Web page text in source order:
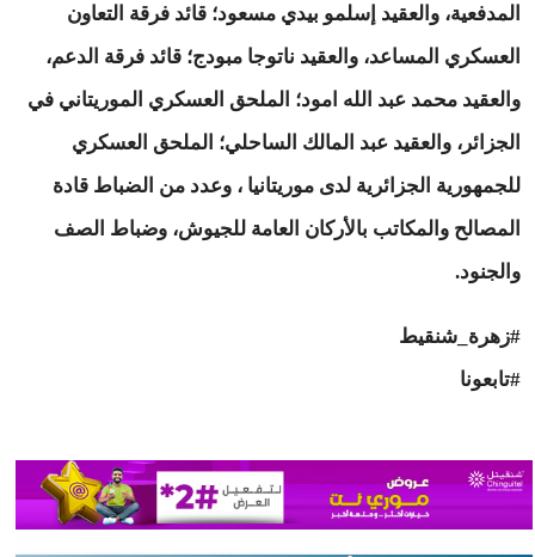
المدفعية، والعقيد إسلمو بيدي مسعود؛ قائد فرقة التعاون
العسكري المساعد، والعقيد ناتوجا مبودج؛ قائد فرقة الدعم،
والعقيد محمد عبد الله امود؛ الملحق العسكري الموريتاني في
الجزائر، والعقيد عبد المالك الساحلي؛ الملحق العسكري
للجمهورية الجزائرية لدى موريتانيا ، وعدد من الضباط قادة
المصالح والمكاتب بالأركان العامة للجيوش، وضباط الصف
والجنود.
#زهرة_شنقيط
#تابعونا